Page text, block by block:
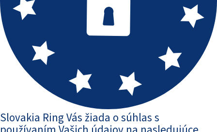
Slovakia Ring Vás žiada o súhlas s